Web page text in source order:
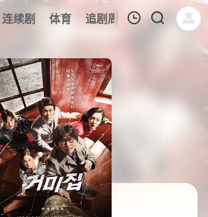
连续剧 体育 追剧周表 今日更新
0
暂无观看影片的记录